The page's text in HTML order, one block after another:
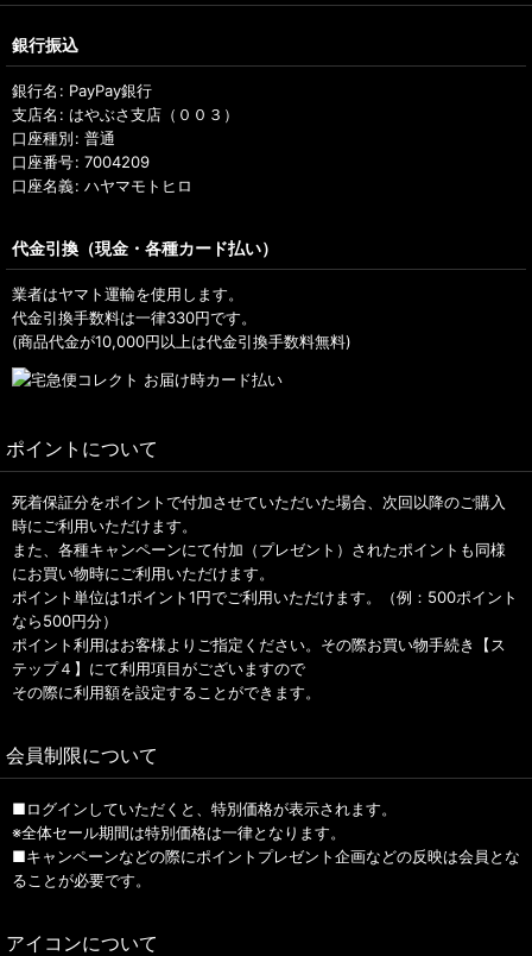
銀行振込
銀行名 : PayPay銀行
支店名 : はやぶさ支店（００３）
口座種別: 普通
口座番号: 7004209
口座名義: ハヤマモトヒロ
代金引換（現金・各種カード払い）
業者はヤマト運輸を使用します。
代金引換手数料は一律330円です。
(商品代金が10,000円以上は代金引換手数料無料)
ポイントについて
死着保証分をポイントで付加させていただいた場合、次回以降のご購入
時にご利用いただけます。
また、各種キャンペーンにて付加（プレゼント）されたポイントも同様
にお買い物時にご利用いただけます。
ポイント単位は1ポイント1円でご利用いただけます。（例：500ポイント
なら500円分）
ポイント利用はお客様よりご指定ください。その際お買い物手続き【ス
テップ４】にて利用項目がございますので
その際に利用額を設定することができます。
会員制限について
■ログインしていただくと、特別価格が表示されます。
※全体セール期間は特別価格は一律となります。
■キャンペーンなどの際にポイントプレゼント企画などの反映は会員とな
ることが必要です。
アイコンについて